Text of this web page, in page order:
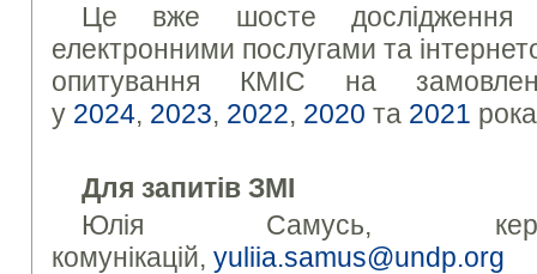
Це вже шосте дослідження
електронними послугами та
опитування КМІС на
у 2024, 2023, 2022, 2020 та 2021
Для запитів ЗМІ
Юлія Самусь,
комунікацій, yuliia.samus@undp.org